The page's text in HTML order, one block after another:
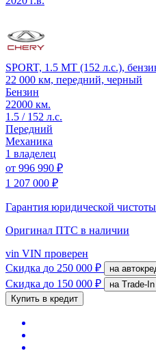
SPORT, 1.5 MT (152 л.с.),
22 000 км, передний, черный
Бензин
22000 км.
1.5 / 152 л.с.
Передний
Механика
1 владелец
от 996 990 ₽
1 207 000 ₽
Гарантия юридической чистоты
Оригинал ПТС в наличии
vin VIN проверен
Скидка до 250 000 ₽ на
Скидка до 150 000 ₽
на Trade-In
Купить в кредит